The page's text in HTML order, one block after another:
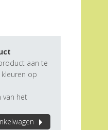
aan te
op
van het